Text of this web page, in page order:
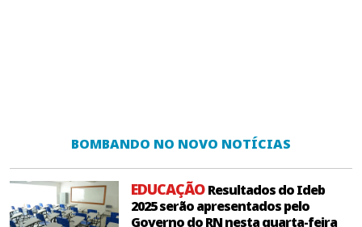
BOMBANDO NO NOVO NOTÍCIAS
EDUCAÇÃOResultados do Ideb
2025 serão apresentados pelo
Governo do RN nesta quarta-feira